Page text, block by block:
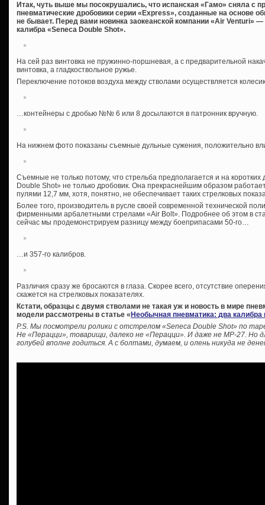
Итак, чуть выше мы посокрушались, что испанская «Гамо» сняла с
пневматические дробовики серии «Express», созданные на основе
не бывает. Перед вами новинка заокеанской компании «Air Venturi»
калибра «Seneca Double Shot».
На сей раз винтовка не пружинно-поршневая, а с предварительной
винтовка, а гладкоствольное ружье.
Переключение потоков воздуха между стволами осуществляется
…контейнеры с дробью №№ 6 или 8 досылаются в патронник вручную.
На нижнем фото показаны съемные дульные сужения, положительно
Съемные не только потому, что стрельба предполагается и на
Double Shot» не только дробовик. Она прекраснейшим образом
пулями 12,7 мм, хотя, понятно, не обеспечивает таких стрелковых
Более того, производитель в русле своей современной технической
фирменными арбалетными стрелами «Air Bolt». Подробнее об этом в
сейчас мы продемонстрируем разницу между боеприпасами 50-го…
…и 357-го калибров.
Различия сразу же бросаются в глаза. Скорее всего, отсутствие
скажется на стрелковых показателях.
Кстати, образцы с двумя стволами не такая уж и новость в мире
модели рассмотрены в статье « Необычная пневматика: два калибра
P.S. Мы посмотрели ролики с отстрелом «Seneca Double Shot» по
Не «Перацци», товарищи, далеко не «Перацци». И даже не МР-27. Но
голубей вполне годиться. А с болтами, думаем, и олень никуда не